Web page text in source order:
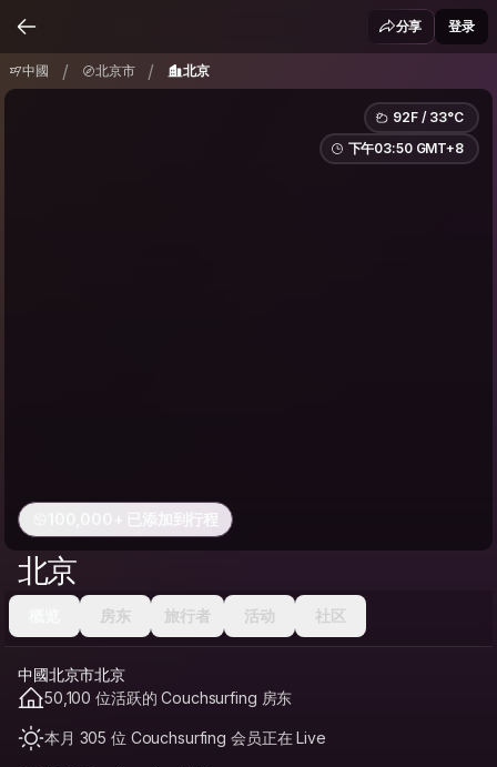
分享 登录
中國 / 北京市 / 北京
92F / 33°C
下午03:50 GMT+8
100,000+ 已添加到行程
北京
房东 旅行者 活动 社区
中國北京市北京
50,100 位活跃的 Couchsurfing 房东
本月 305 位 Couchsurfing 会员正在 Live